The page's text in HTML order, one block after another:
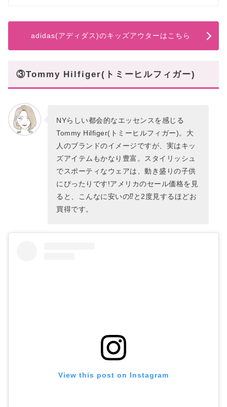
adidas(アディダス)のキッズアウターはこちら
③Tommy Hilfiger(トミーヒルフィガー)
NYらしい都会的なエッセンスを感じる
Tommy Hilfiger(トミーヒルフィガー)。大
人のブランドのイメージですが、実はキッ
ズアイテムもかなり豊富。スタイリッシュ
でスポーティなウェアは、動き盛りの子供
にぴったりです!アメリカのセール価格を見
ると、こんなに安いの⁉と2度見するほどお
買得です。
View this post on Instagram